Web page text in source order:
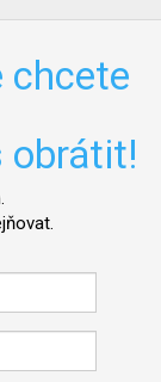
chcete
obrátit!